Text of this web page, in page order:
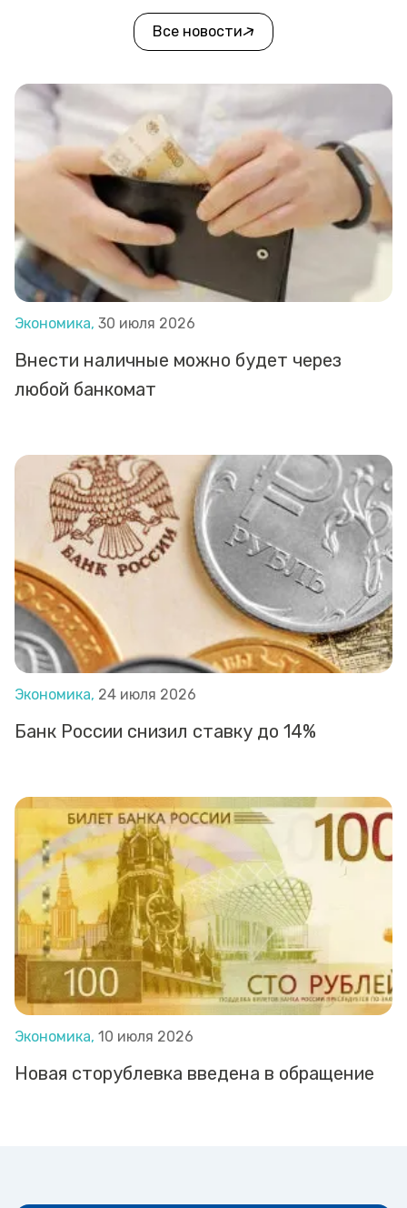
Все новости
Экономика, 30 июля 2026
Внести наличные можно будет через
любой банкомат
Экономика, 24 июля 2026
Банк России снизил ставку до 14%
Экономика, 10 июля 2026
Новая сторублевка введена в обращение